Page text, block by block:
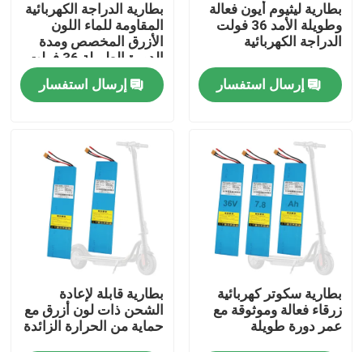
معلومات عنا
جولة في المعمل
رقابة جودة
اتصل بنا
اطلب اقتباس
طاقة بطارية الطاقة الشمسية
بطارية ليثيوم أيون فعالة
وطويلة الأمد 36 فولت
الدراجة الكهربائية
إرسال استفسار
بطارية الدراجة الكهربائية
المقاومة للماء اللون
الأزرق المخصص ومدة
الدورة الطويلة 36 فولت
إرسال استفسار
بطارية سكوتر كهربائية
زرقاء فعالة وموثوقة مع
عمر دورة طويلة
بطارية قابلة لإعادة
الشحن ذات لون أزرق مع
حماية من الحرارة الزائدة